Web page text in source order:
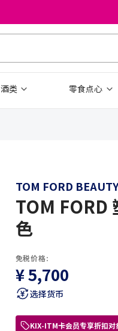
酒类 零食点心
TOM FORD
TOM FORD
色
免税价格:
¥ 5,700
选择货币
KIX-ITM卡会员专享折扣对